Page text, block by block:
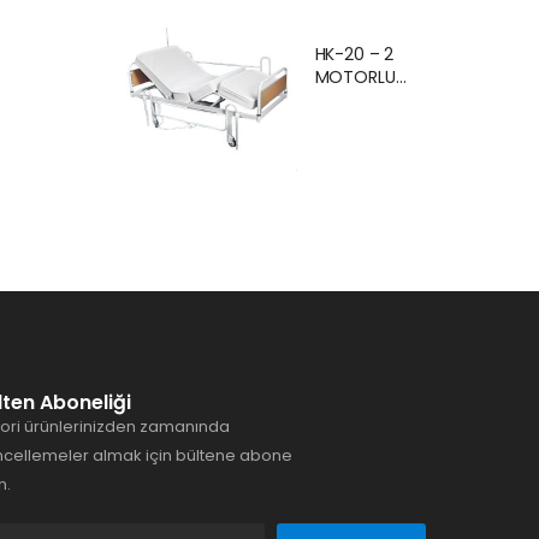
Karyolası
Hasta Yatağı
HK-20 – 2
MOTORLU
Aboneliği
ürünlerinizden zamanında
almak için bültene abone